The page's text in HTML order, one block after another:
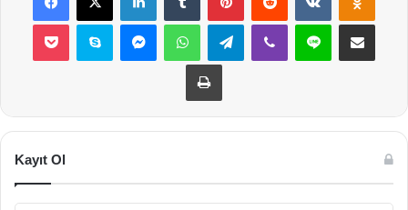
Pocket Skype MessengerWhatsAppTelegramViber Line E-Posta ile
Yazdır
Kayıt Ol